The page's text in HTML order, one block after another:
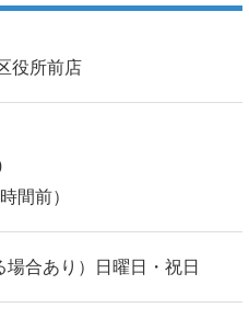
役所前店
間前）
場合あり）日曜日・祝日